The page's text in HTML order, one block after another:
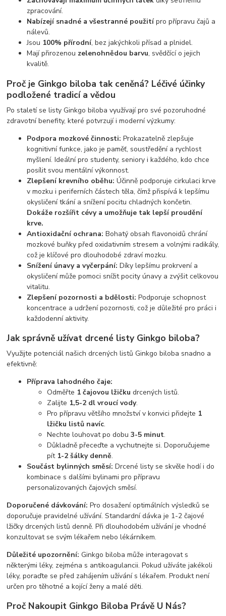
zpracování.
Nabízejí snadné a všestranné použitípro přípravu čajů a
nálevů.
Jsou 100% přírodní, bez jakýchkoli přísad a plnidel.
Mají přirozenou zelenohnědou barvu, svědčící o jejich
kvalitě.
Proč je Ginkgo biloba tak ceněná? Léčivé účinky
podložené tradicí a vědou
Po staletí se listy Ginkgo biloba využívají pro své pozoruhodné
zdravotní benefity, které potvrzují i moderní výzkumy:
Podpora mozkové činnosti: Prokazatelně zlepšuje
kognitivní funkce, jako je paměť, soustředění a rychlost
myšlení. Ideální pro studenty, seniory i každého, kdo chce
posílit svou mentální výkonnost.
Zlepšení krevního oběhu: Účinně podporuje cirkulaci krve
v mozku i periferních částech těla, čímž přispívá k lepšímu
okysličení tkání a snížení pocitu chladných končetin.
Dokáže rozšířit cévy a umožňuje tak lepší proudění
krve.
Antioxidační ochrana: Bohatý obsah flavonoidů chrání
mozkové buňky před oxidativním stresem a volnými radikály,
což je klíčové pro dlouhodobé zdraví mozku.
Snížení únavy a vyčerpání: Díky lepšímu prokrvení a
okysličení může pomoci snížit pocity únavy a zvýšit celkovou
vitalitu.
Zlepšení pozornosti a bdělosti: Podporuje schopnost
koncentrace a udržení pozornosti, což je důležité pro práci i
každodenní aktivity.
Jak správně užívat drcené listy Ginkgo biloba?
Využijte potenciál našich drcených listů Ginkgo biloba snadno a
efektivně:
Příprava lahodného čaje:
Odměřte 1 čajovou lžičku drcených listů.
Zalijte 1,5-2 dl vroucí vody.
Pro přípravu většího množství v konvici přidejte 1
lžičku listů navíc.
Nechte louhovat po dobu3-5 minut.
Důkladně přeceďte a vychutnejte si. Doporučujeme
pít 1-2 šálky denně.
Součást bylinných směsí: Drcené listy se skvěle hodí i do
kombinace s dalšími bylinami pro přípravu
personalizovaných čajových směsí.
Doporučené dávkování: Pro dosažení optimálních výsledků se
doporučuje pravidelné užívání. Standardní dávka je 1-2 čajové
lžičky drcených listů denně. Při dlouhodobém užívání je vhodné
konzultovat se svým lékařem nebo lékárníkem.
Důležité upozornění: Ginkgo biloba může interagovat s
některými léky, zejména s antikoagulancii. Pokud užíváte jakékoli
léky, poraďte se před zahájením užívání s lékařem. Produkt není
určen pro těhotné a kojící ženy a malé děti.
Proč Nakoupit Ginkgo Biloba Právě U Nás?